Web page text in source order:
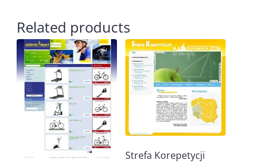
Related products
Strefa Korepetycji